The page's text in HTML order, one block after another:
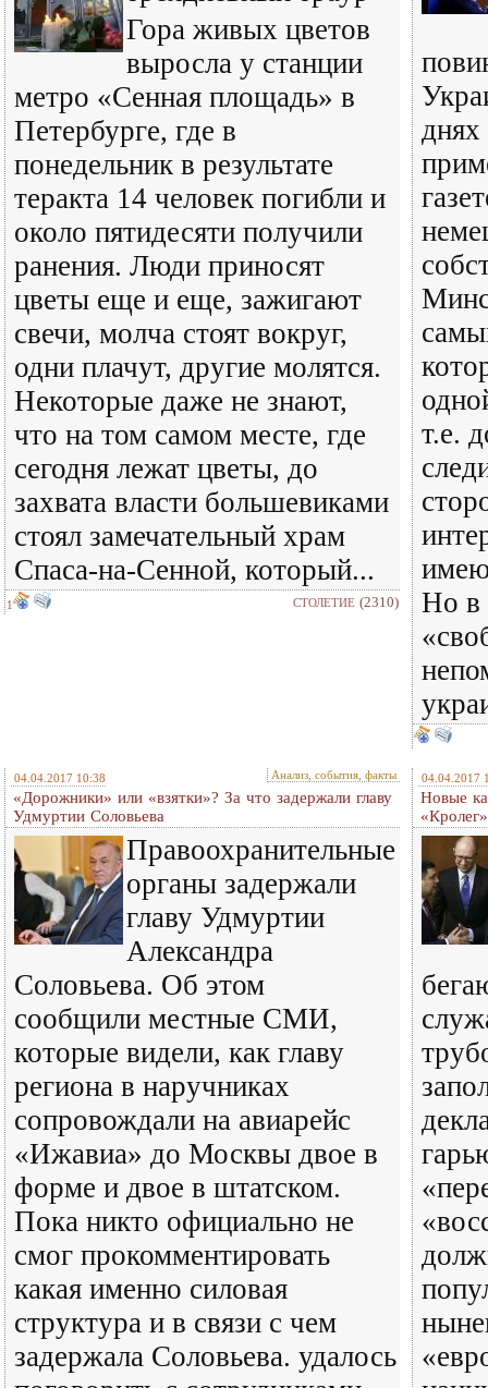
Гора живых цветов
выросла у станции
метро «Сенная площадь» в
Петербурге, где в
понедельник в результате
теракта 14 человек погибли и
около пятидесяти получили
ранения. Люди приносят
цветы еще и еще, зажигают
свечи, молча стоят вокруг,
одни плачут, другие молятся.
Некоторые даже не знают,
что на том самом месте, где
сегодня лежат цветы, до
захвата власти большевиками
стоял замечательный храм
Спаса-на-Сенной, который...
1 СТОЛЕТИЕ (2310)
днях
т.е.
Но в
04.04.2017 10:38 Анализ, события, факты
«Дорожники» или «взятки»? За что задержали главу
Удмуртии Соловьева
Правоохранительные
органы задержали
главу Удмуртии
Александра
Соловьева. Об этом
сообщили местные СМИ,
которые видели, как главу
региона в наручниках
сопровождали на авиарейс
«Ижавиа» до Москвы двое в
форме и двое в штатском.
Пока никто официально не
смог прокомментировать
какая именно силовая
структура и в связи с чем
задержала Соловьева. удалось
04.04.2017
Новые
«Кролег»